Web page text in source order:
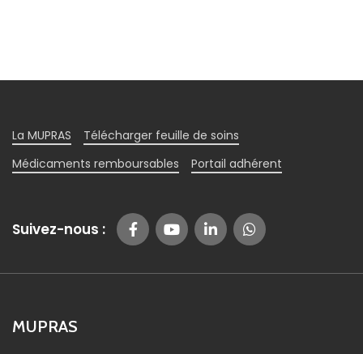
La MUPRAS
Télécharger feuille de soins
Médicaments remboursables
Portail adhérent
Suivez-nous :
MUPRAS